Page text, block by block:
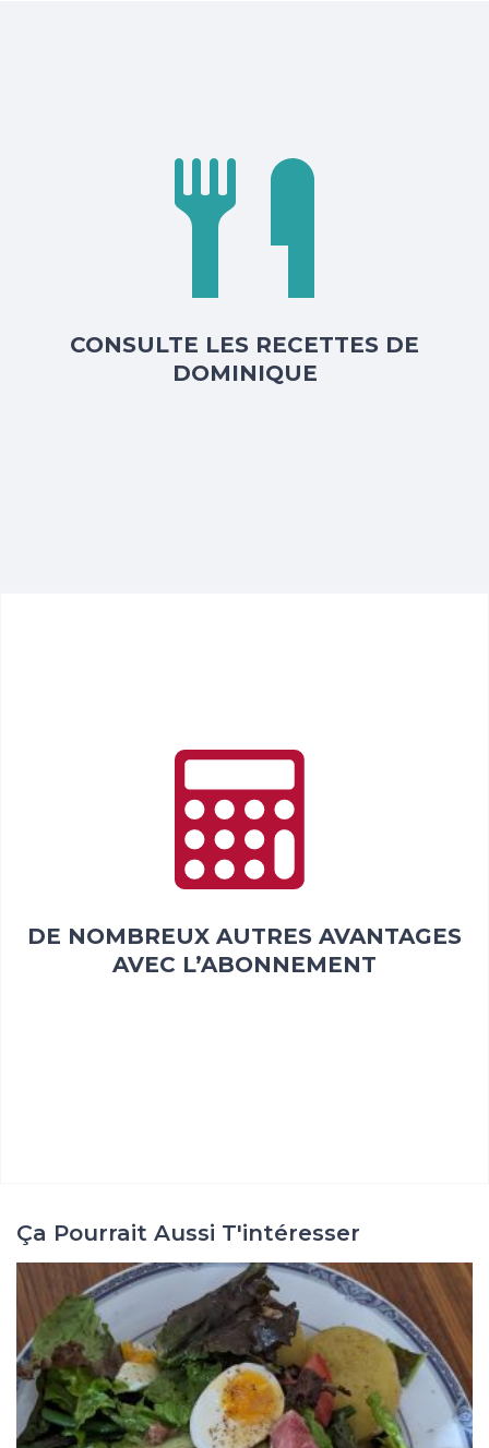
CONSULTE LES RECETTES DE
DOMINIQUE
Consulte les recettes
DE NOMBREUX AUTRES AVANTAGES
AVEC L’ABONNEMENT
d’obtenir une réduction sur les ateliers. Tu pourras
aussi consulter toutes les autres recettes zone.
Abonne-toi au calculateur
Ça Pourrait Aussi T'intéresser